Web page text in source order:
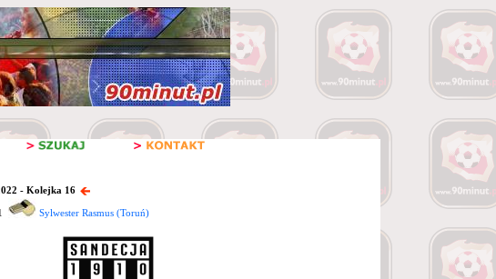
- Kolejka 16
Sylwester Rasmus (Toruń)